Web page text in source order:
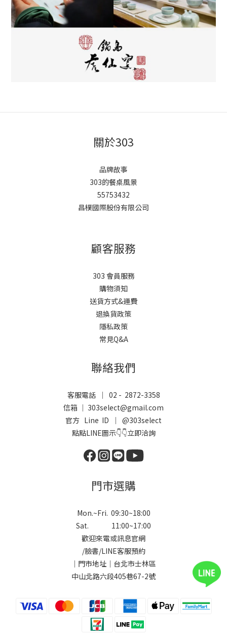
關於303
品牌故事
303的餐桌風景
55753432
昌樸國際股份有限公司
顧客服務
303 會員服務
購物須知
送貨方式&運費
退換貨政策
隱私政策
常見Q&A
聯絡我們
客服電話 ｜ 02 - 2872-3358
信箱 ｜ 303select@gmail.com
官方 Line ID ｜ @303select
點點LINE圖示👇👇立即洽詢
門市選購
Mon.~Fri. 09:30~18:00
Sat. 11:00~17:00
歡迎來電或訊息官網
/臉書/LINE客服預約
｜門市地址｜台北市士林區
中山北路六段405巷67-2號